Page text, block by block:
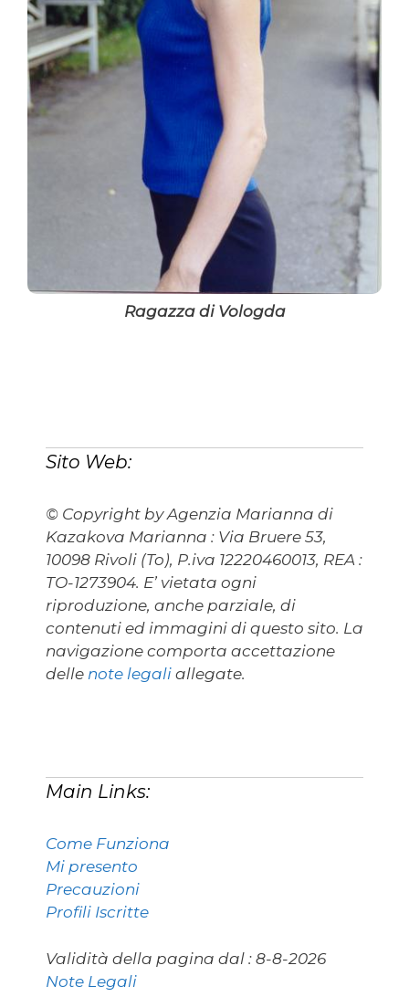
Ragazza di Vologda
Sito Web:
© Copyright by Agenzia Marianna di
Kazakova Marianna : Via Bruere 53,
10098 Rivoli (To), P.iva 12220460013, REA :
TO-1273904. E’ vietata ogni
riproduzione, anche parziale, di
contenuti ed immagini di questo sito. La
navigazione comporta accettazione
delle note legali allegate.
Main Links:
Come Funziona
Mi presento
Precauzioni
Profili Iscritte
Validità della pagina dal : 8-8-2026
Note Legali